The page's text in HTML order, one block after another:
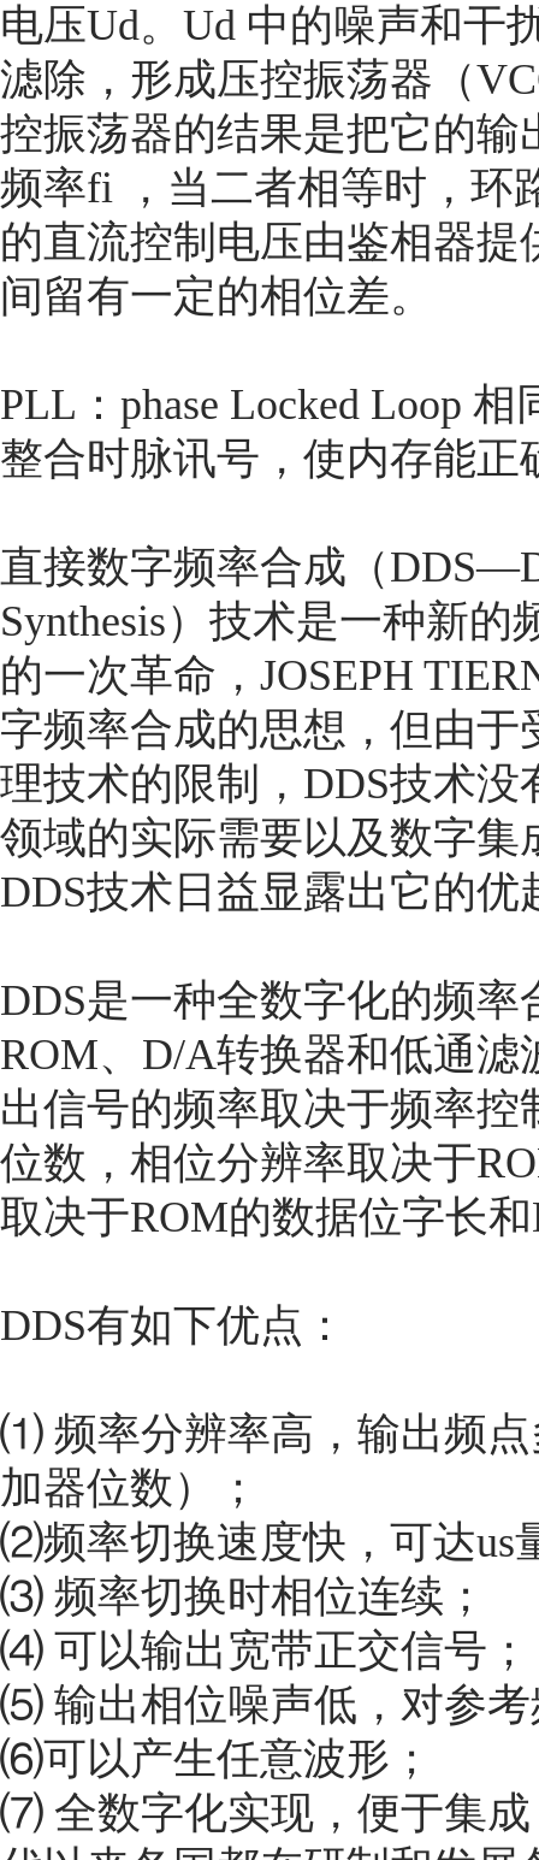
电压Ud。Ud 中的噪声和干
滤除，形成压控振荡器（
控振荡器的结果是把它的
频率fi ，当二者相等时，环
的直流控制电压由鉴相器
间留有一定的相位差。
PLL：phase Locked Loop
整合时脉讯号，使内存能正
直接数字频率合成（
Synthesis）技术是一种新
的一次革命，JOSEPH
字频率合成的思想，但由
理技术的限制，DDS技术
领域的实际需要以及数字
DDS技术日益显露出它的优
DDS是一种全数字化的频
ROM、D/A转换器和低通
出信号的频率取决于频率
位数，相位分辨率取决于
取决于ROM的数据位字长
DDS有如下优点：
⑴ 频率分辨率高，输出频
加器位数）；
⑵频率切换速度快，可达us
⑶ 频率切换时相位连续；
⑷ 可以输出宽带正交信号；
⑸ 输出相位噪声低，对参
⑹可以产生任意波形；
⑺ 全数字化实现，便于集